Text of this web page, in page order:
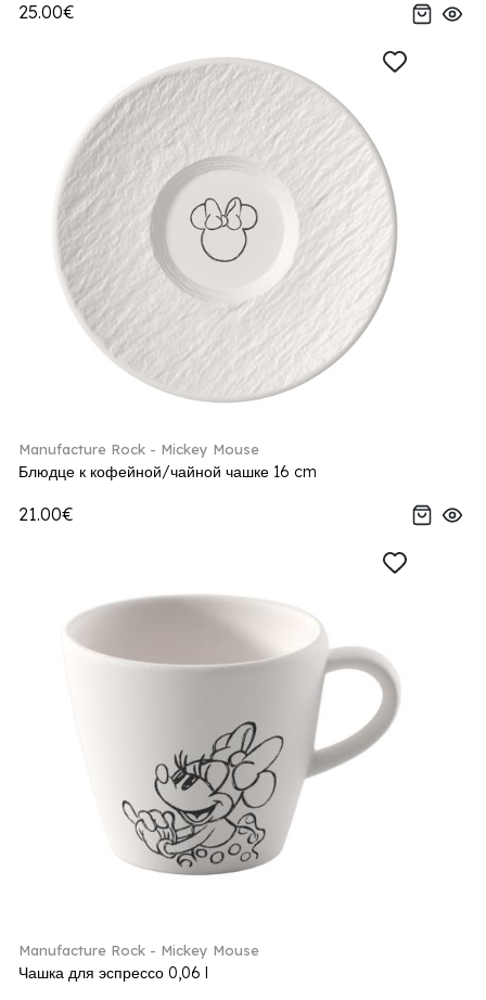
25.00€
Manufacture Rock - Mickey Mouse
Блюдце к кофейной/чайной чашке 16 cm
21.00€
Manufacture Rock - Mickey Mouse
Чашка для эспрессо 0,06 l